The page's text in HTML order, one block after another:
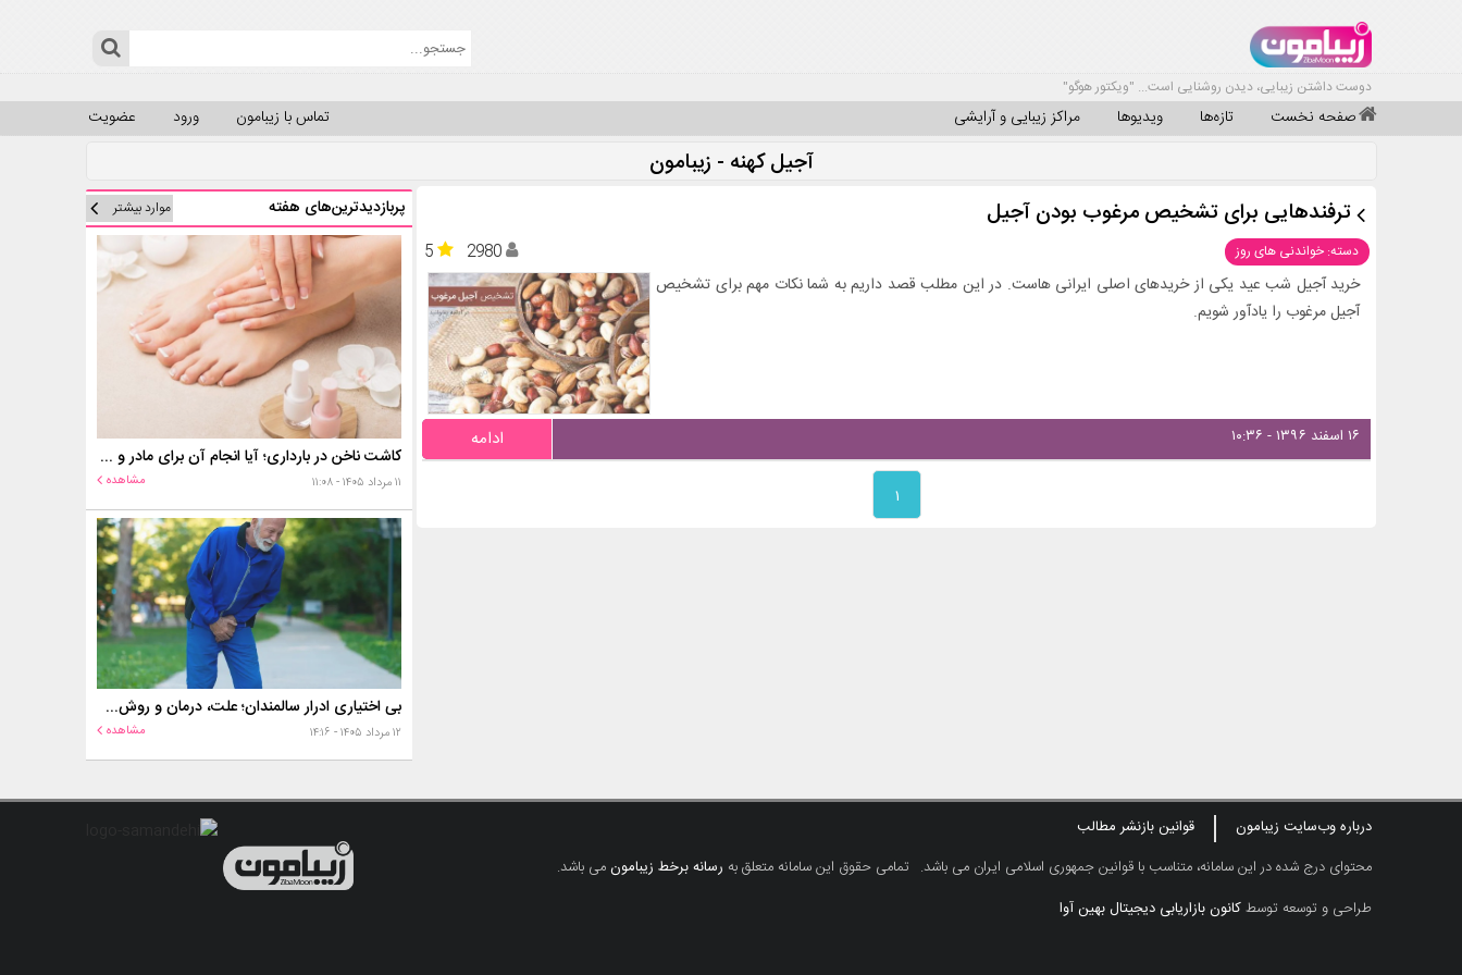
دوست داشتن زیبایی، دیدن روشنایی است... "ویکتور هوگو"
صفحه نخست تازه‌ها ویدیوها مراکز زیبایی و آرایشی عضویت ورود تماس با زیبامون
آجیل کهنه - زیبامون
ترفندهایی برای تشخیص مرغوب بودن آجیل
دسته: خواندنی های روز 5
2980
خرید آجیل شب عید یکی از خریدهای اصلی ایرانی هاست. در این مطلب قصد داریم به شما نکات مهم برای تشخیص
آجیل مرغوب را یادآور شویم.
۱۶ اسفند ۱۳۹۶ - ۱۰:۳۶ ادامه
۱
پربازدیدترین‌های هفته موارد بیشتر
کاشت ناخن در بارداری؛ آیا انجام آن برای مادر و جنین خطر دارد؟
۱۱ مرداد ۱۴۰۵ - ۱۱:۰۸ مشاهده
بی اختیاری ادرار سالمندان؛ علت، درمان و روش‌های کنترل در منزل
۱۲ مرداد ۱۴۰۵ - ۱۴:۱۶ مشاهده
درباره وب‌سایت زیبامون
قوانین بازنشر مطالب
محتوای درج شده در این سامانه، متناسب با قوانین جمهوری اسلامی ایران می باشد. تمامی حقوق این سامانه متعلق به رسانه برخط زیبامونمی باشد.
طراحی و توسعه توسطکانون بازاریابی دیجیتال بهین آوا